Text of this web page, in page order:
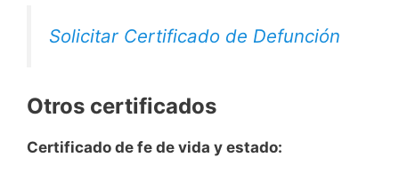
Solicitar Certificado de Defunción
Otros certificados
Certificado de fe de vida y estado: